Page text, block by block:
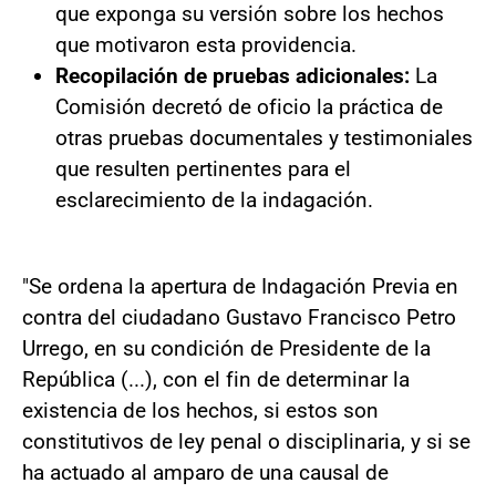
que exponga su versión sobre los hechos
que motivaron esta providencia.
Recopilación de pruebas adicionales: La
Comisión decretó de oficio la práctica de
otras pruebas documentales y testimoniales
que resulten pertinentes para el
esclarecimiento de la indagación.
"Se ordena la apertura de Indagación Previa en
contra del ciudadano Gustavo Francisco Petro
Urrego, en su condición de Presidente de la
República (...), con el fin de determinar la
existencia de los hechos, si estos son
constitutivos de ley penal o disciplinaria, y si se
ha actuado al amparo de una causal de